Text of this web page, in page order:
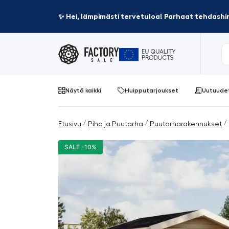
✨ Hei, lämpimästi tervetuloa! Parhaat
Näytä kaikki Huipputarjoukset
Etusivu / Piha ja Puutarha / Puutarharakennukset /
SALE -10%